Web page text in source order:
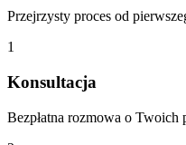
Przejrzysty proces od
1
Konsultacja
Bezpłatna rozmowa o Twoich